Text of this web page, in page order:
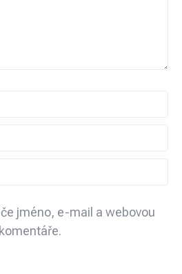
jméno, e-mail a webovou